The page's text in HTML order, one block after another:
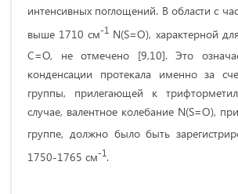
интенсивных поглощений. В области с
выше 1710 см-1 N(S=O), характерной
C=O, не отмечено [9,10]. Это
конденсации протекала именно за
группы, прилегающей к
случае, валентное колебание N(S=O),
группе, должно было быть
1750-1765 см-1.